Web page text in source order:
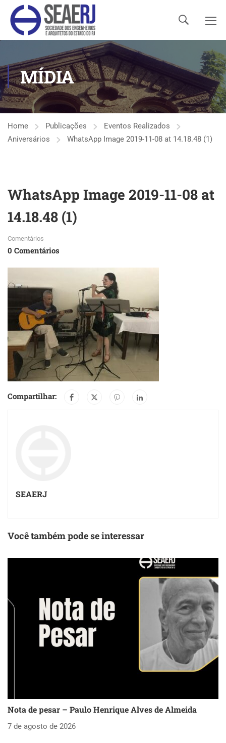
MÍDIA
Home Publicações
Eventos Realizados
Aniversários
WhatsApp Image 2019-11-08 at 14.18.48 (1)
WhatsApp Image 2019-11-08 at
14.18.48 (1)
Comentários
0 Comentários
Compartilhar:
SEAERJ
Você também pode se interessar
Nota de pesar – Paulo Henrique Alves de Almeida
7 de agosto de 2026